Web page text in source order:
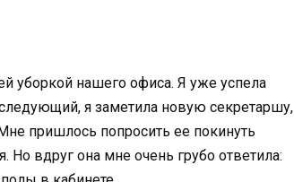
уборкой нашего офиса. Я уже успела
я заметила новую секретаршу,
пришлось попросить ее покинуть
Но вдруг она мне очень грубо ответила: